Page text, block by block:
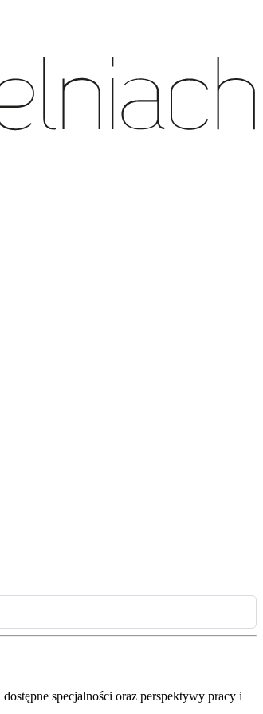
specjalności oraz perspektywy pracy i